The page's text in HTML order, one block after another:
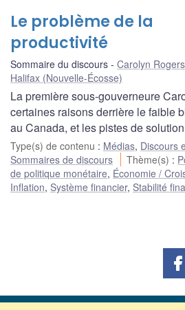
Le problème de la
productivité
Sommaire du discours Carolyn Rogers
Halifax (Nouvelle-Écosse)
La première sous-gouverneure
certaines raisons derrière le faible
au Canada, et les pistes de
Type(s) de contenu : Médias, Discours
Sommaires de discours
Thème(s) :
de politique monétaire, Économie /
Inflation, Système financier, Stabilité